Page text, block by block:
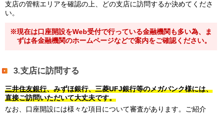
支店の管轄エリアを確認の上、どの支店に訪問するか決めてくださ
い。
※現在は口座開設をWeb受付で行っている金融機関も多い為、ま
ずは各金融機関のホームページなどで案内をご確認ください。
3.支店に訪問する
三井住友銀行、みずほ銀行、三菱UFJ銀行等のメガバンク様には、
直接ご訪問いただいて大丈夫です。
なお、口座開設には様々な項目について審査があります。ご紹介